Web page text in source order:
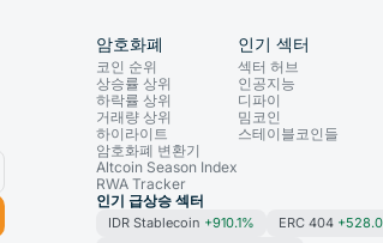
암호화폐
코인 순위
상승률 상위
하락률 상위
거래량 상위
하이라이트
암호화폐 변환기
Altcoin Season Index
RWA Tracker
인기 섹터
섹터 허브
인공지능
디파이
밈코인
스테이블코인들
인기 급상승 섹터
IDR Stablecoin +910.1% ERC 404